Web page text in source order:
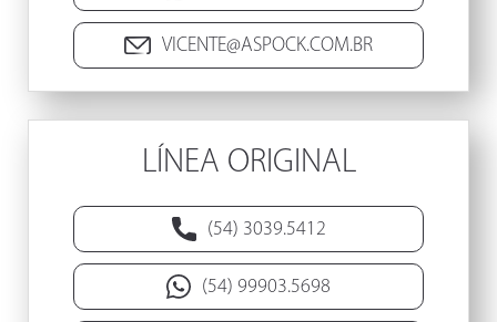
VICENTE@ASPOCK.COM.BR
LÍNEA ORIGINAL
(54) 3039.5412
(54) 99903.5698